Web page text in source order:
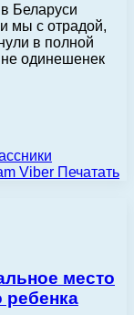
Беларуси
мы с отрадой,
в полной
одинешенек
Viber Печатать
место
ребенка